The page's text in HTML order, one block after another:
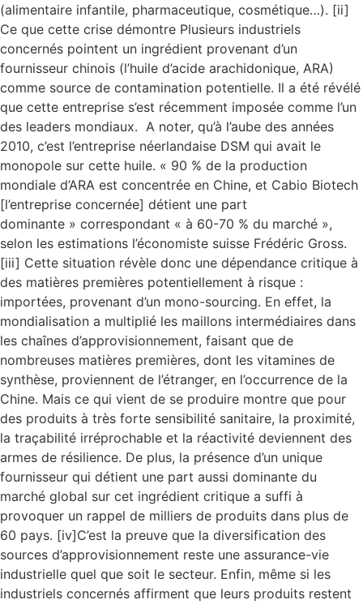
(alimentaire infantile, pharmaceutique, cosmétique…). [ii]
Ce que cette crise démontre Plusieurs industriels
concernés pointent un ingrédient provenant d’un
fournisseur chinois (l’huile d’acide arachidonique, ARA)
comme source de contamination potentielle. Il a été révélé
que cette entreprise s’est récemment imposée comme l’un
des leaders mondiaux. A noter, qu’à l’aube des années
2010, c’est l’entreprise néerlandaise DSM qui avait le
monopole sur cette huile. « 90 % de la production
mondiale d’ARA est concentrée en Chine, et Cabio Biotech
[l’entreprise concernée] détient une part
dominante » correspondant « à 60-70 % du marché »,
selon les estimations l’économiste suisse Frédéric Gross.
[iii] Cette situation révèle donc une dépendance critique à
des matières premières potentiellement à risque :
importées, provenant d’un mono-sourcing. En effet, la
mondialisation a multiplié les maillons intermédiaires dans
les chaînes d’approvisionnement, faisant que de
nombreuses matières premières, dont les vitamines de
synthèse, proviennent de l’étranger, en l’occurrence de la
Chine. Mais ce qui vient de se produire montre que pour
des produits à très forte sensibilité sanitaire, la proximité,
la traçabilité irréprochable et la réactivité deviennent des
armes de résilience. De plus, la présence d’un unique
fournisseur qui détient une part aussi dominante du
marché global sur cet ingrédient critique a suffi à
provoquer un rappel de milliers de produits dans plus de
60 pays. [iv]C’est la preuve que la diversification des
sources d’approvisionnement reste une assurance-vie
industrielle quel que soit le secteur. Enfin, même si les
industriels concernés affirment que leurs produits restent